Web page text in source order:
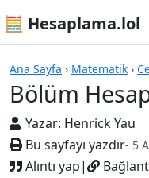
🧮 Hesaplama.lol
Ana Sayfa › Matematik ›
Bölüm
Yazar: Henrick Yau
Bu sayfayı yazdır- 5
Alıntı yap|
Hesap